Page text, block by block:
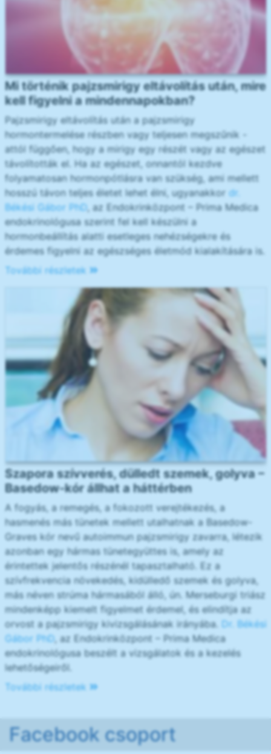
Mi történik pajzsmirigy eltávolítás után, mire
kell figyelni a mindennapokban?
Pajzsmirigy eltávolítás után a pajzsmirigy
hormontermelése részben vagy teljesen megszűnik -
attól függően, hogy a mirigy egy részét vagy az egészet
távolították el. Ha az egészet, onnantól kezdve
folyamatosan hormonpótlásra van szükség, ami mellett
hosszú távon teljes életet lehet élni, ugyanakkor dr.
Békési Gábor PhD, az Endokrinközpont – Prima Medica
endokrinológusa szerint fel kell készülni a
hormonbeállítás alatti esetleges nehézségekre és
érdemes figyelni az egészséges életmód kialakítására is.
További részletek
Szapora szívverés, dülledt szemek, golyva –
Basedow-kór állhat a háttérben
A fogyás, a remegés, a fokozott verejtékezés, a
hasmenés más tünetek mellett utalhatnak a Basedow-
Graves kór nevű autoimmun pajzsmirigy zavarra, létezik
azonban egy hármas tünetegyüttes is, amely az
érintettek jelentős részénél tapasztalható. Ez a
szívfrekvencia növekedés, kidülledő szemek és golyva,
más néven strúma hármasából álló, ún. Merseburgi triász
mindenképp kiemelt figyelmet érdemel, és elindítja az
orvost a pajzsmirigy kivizsgálásának irányába.
Dr. Békési
Gábor PhD
, az Endokrinközpont – Prima Medica
endokrinológusa beszélt a vizsgálatok és a kezelés
lehetőségeiről.
További részletek
Facebook csoport